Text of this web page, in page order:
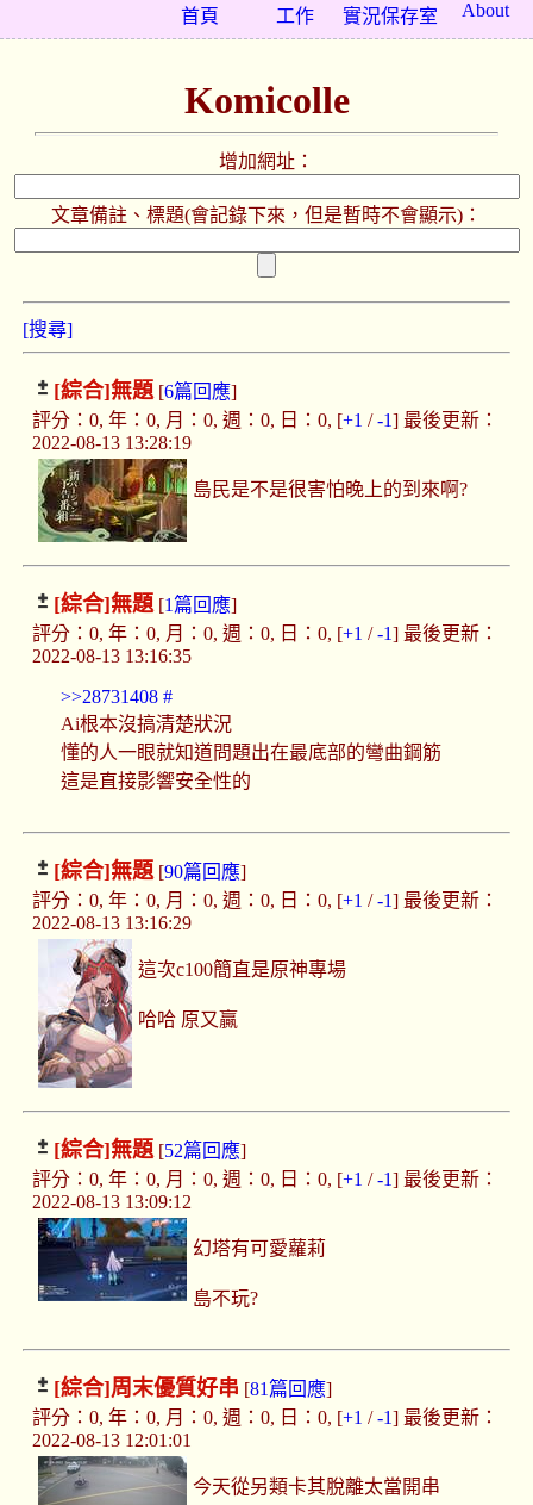
About
實況保存室
工作
首頁
Komicolle
增加網址：
文章備註、標題(會記錄下來，但是暫時不會顯示)：
[搜尋]
[綜合]無題[6篇回應]
評分：0, 年：0, 月：0, 週：0, 日：0, [+1 /-1] 最後更新：
2022-08-13 13:28:19
島民是不是很害怕晚上的到來啊?
[綜合]無題[1篇回應]
評分：0, 年：0, 月：0, 週：0, 日：0, [+1 /-1] 最後更新：
2022-08-13 13:16:35
>>28731408#
Ai根本沒搞清楚狀況
懂的人一眼就知道問題出在最底部的彎曲鋼筋
這是直接影響安全性的
[綜合]無題[90篇回應]
評分：0, 年：0, 月：0, 週：0, 日：0, [+1 /-1] 最後更新：
2022-08-13 13:16:29
這次c100簡直是原神專場
哈哈 原又贏
[綜合]無題[52篇回應]
評分：0, 年：0, 月：0, 週：0, 日：0, [+1 /-1] 最後更新：
2022-08-13 13:09:12
幻塔有可愛蘿莉
島不玩?
[綜合]周末優質好串 [81篇回應]
評分：0, 年：0, 月：0, 週：0, 日：0, [+1 /-1] 最後更新：
2022-08-13 12:01:01
今天從另類卡其脫離太當開串